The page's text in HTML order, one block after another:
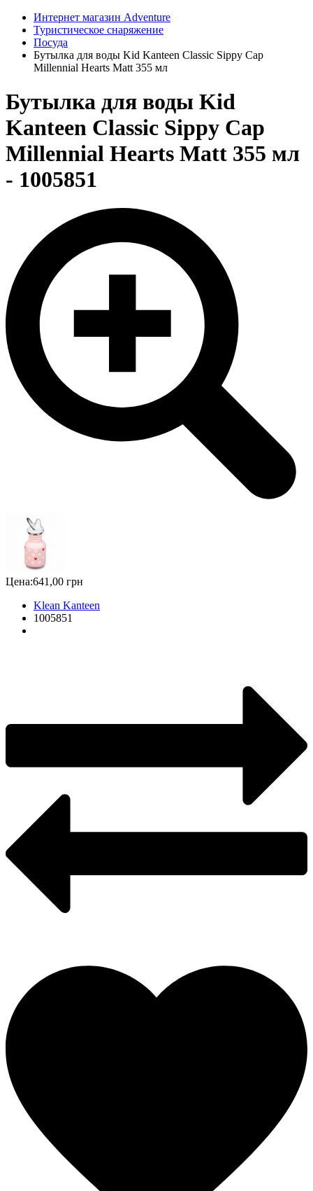
Интернет магазин Adventure
Туристическое снаряжение
Посуда
Бутылка для воды Kid Kanteen Classic Sippy Cap
Millennial Hearts Matt 355 мл
Бутылка для воды Kid
Kanteen Classic Sippy Cap
Millennial Hearts Matt 355 мл
- 1005851
Цена:641,00 грн
Klean Kanteen
1005851